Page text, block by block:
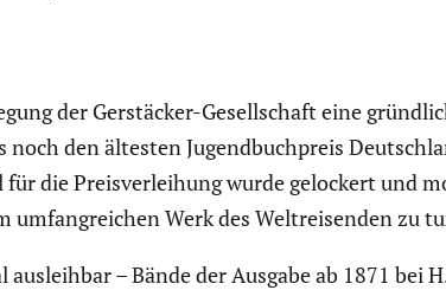
der Gerstä­cker-Gesell­schaft eine
den ältesten Jugend­buch­preis
die Preis­ver­lei­hung wurde gelockert und
Werk des Weltrei­senden zu
– Bände der Ausgabe ab 1871